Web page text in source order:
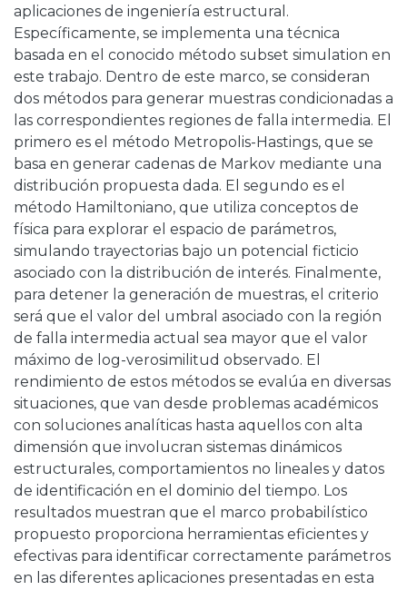
aplicaciones de ingeniería estructural.
Específicamente, se implementa una técnica
basada en el conocido método subset simulation en
este trabajo. Dentro de este marco, se consideran
dos métodos para generar muestras condicionadas a
las correspondientes regiones de falla intermedia. El
primero es el método Metropolis-Hastings, que se
basa en generar cadenas de Markov mediante una
distribución propuesta dada. El segundo es el
método Hamiltoniano, que utiliza conceptos de
física para explorar el espacio de parámetros,
simulando trayectorias bajo un potencial ficticio
asociado con la distribución de interés. Finalmente,
para detener la generación de muestras, el criterio
será que el valor del umbral asociado con la región
de falla intermedia actual sea mayor que el valor
máximo de log-verosimilitud observado. El
rendimiento de estos métodos se evalúa en diversas
situaciones, que van desde problemas académicos
con soluciones analíticas hasta aquellos con alta
dimensión que involucran sistemas dinámicos
estructurales, comportamientos no lineales y datos
de identificación en el dominio del tiempo. Los
resultados muestran que el marco probabilístico
propuesto proporciona herramientas eficientes y
efectivas para identificar correctamente parámetros
en las diferentes aplicaciones presentadas en esta